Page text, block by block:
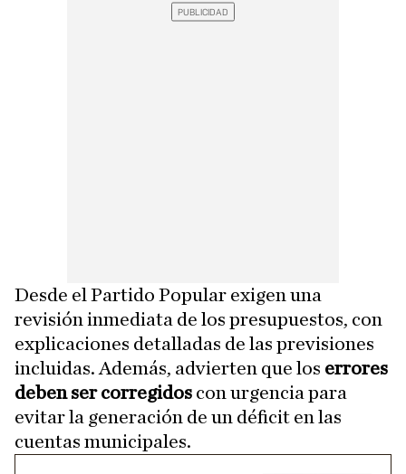
Desde el Partido Popular exigen una
revisión inmediata de los presupuestos, con
explicaciones detalladas de las previsiones
incluidas. Además, advierten que los errores
deben ser corregidos con urgencia para
evitar la generación de un déficit en las
cuentas municipales.